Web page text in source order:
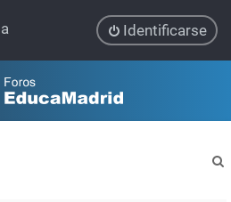
Identificarse